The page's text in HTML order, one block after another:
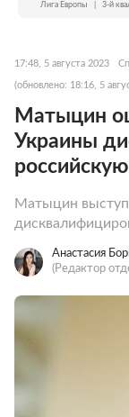
Лига Европы 3-й
17:48, 5 августа 2023
(обновлено: 18:16, 5
Матыцин
Украины
Матыцин
Анастасия
(Редактор